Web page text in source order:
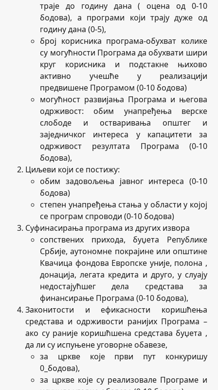
траје до годину дана ( оцена од 0-10
бодова), а програми који трају дуже од
годину дана (0-5),
број корисника програма-обухват колике
су могућности Програма да обухвати шири
круг корисника и подстакне њихово
активно учешће у реализацији
предвишене Програмом (0-10 бодова)
могућност развијања Програма и његова
одрживост: обим унапређења верске
слободе и остваривања општег и
заједничког интереса у капацитети за
одрживост резултата Програма (0-10
бодова),
Циљеви који се постижу:
обим задовољења јавног интереса (0-10
бодова)
степен унапређења стања у области у којој
се програм спроводи (0-10 бодова)
Суфинасирања програма из других извора
сопствених прихода, буџета Републике
Србије, аутономне покрајине или општине
Квачица фондова Европске уније, полона ,
донација, легата кредита и друго, у слуају
недостајућшег дела средстава за
финансирање Програма (0-10 бодова),
Законитости и ефикасности коришћења
средстава и одрживости ранијих Програма –
ако су раније коришћшена средстава буџета ,
да ли су испуњене уговорне обавезе,
за цркве које први пут конкуришу
0_бодова),
за цркве које су реализовале Програме и